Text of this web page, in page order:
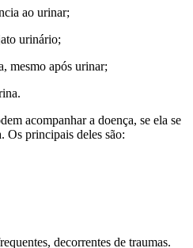
ao urinar;
urinário;
mesmo após urinar;
acompanhar a doença, se ela se
Os principais deles são:
decorrentes de traumas.